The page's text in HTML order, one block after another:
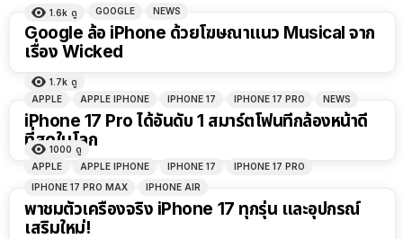
1.6k ดู GOOGLE NEWS
Google ล้อ iPhone ด้วยโฆษณาแนว Musical จาก
เรื่อง Wicked
1.7k ดู
APPLE
APPLE IPHONE IPHONE 17 IPHONE 17 PRO NEWS
iPhone 17 Pro ได้อันดับ 1 สมาร์ตโฟนที่กล้องหน้าดี
ที่สุดในโลก
1000 ดู
APPLE
APPLE IPHONE IPHONE 17
IPHONE 17 PRO
IPHONE 17 PRO MAX
IPHONE AIR
พาชมตัวเครื่องจริง iPhone 17 ทุกรุ่น และอุปกรณ์
เสริมใหม่!